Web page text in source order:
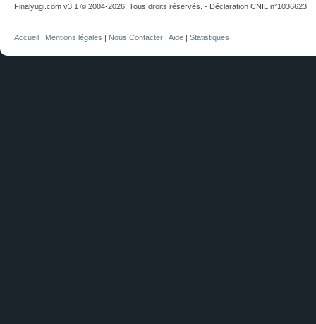
Finalyugi.com v3.1 © 2004-2026. Tous droits réservés. - Déclaration CNIL n°1036623
Accueil | Mentions légales | Nous Contacter | Aide | Statistiques